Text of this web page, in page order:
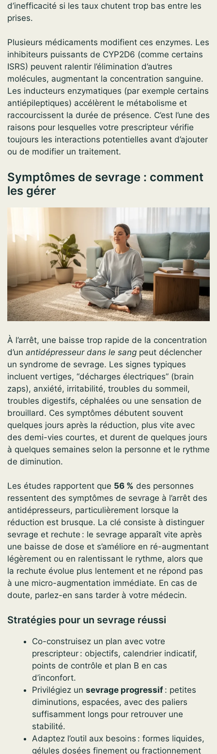
d’inefficacité si les taux chutent trop bas entre les
prises.
Plusieurs médicaments modifient ces enzymes. Les
inhibiteurs puissants de CYP2D6 (comme certains
ISRS) peuvent ralentir l’élimination d’autres
molécules, augmentant la concentration sanguine.
Les inducteurs enzymatiques (par exemple certains
antiépileptiques) accélèrent le métabolisme et
raccourcissent la durée de présence. C’est l’une des
raisons pour lesquelles votre prescripteur vérifie
toujours les interactions potentielles avant d’ajouter
ou de modifier un traitement.
Symptômes de sevrage : comment
les gérer
À l’arrêt, une baisse trop rapide de la concentration
d’un antidépresseur dans le sang peut déclencher
un syndrome de sevrage. Les signes typiques
incluent vertiges, “décharges électriques” (brain
zaps), anxiété, irritabilité, troubles du sommeil,
troubles digestifs, céphalées ou une sensation de
brouillard. Ces symptômes débutent souvent
quelques jours après la réduction, plus vite avec
des demi-vies courtes, et durent de quelques jours
à quelques semaines selon la personne et le rythme
de diminution.
Les études rapportent que 56 % des personnes
ressentent des symptômes de sevrage à l’arrêt des
antidépresseurs, particulièrement lorsque la
réduction est brusque. La clé consiste à distinguer
sevrage et rechute : le sevrage apparaît vite après
une baisse de dose et s’améliore en ré-augmentant
légèrement ou en ralentissant le rythme, alors que
la rechute évolue plus lentement et ne répond pas
à une micro-augmentation immédiate. En cas de
doute, parlez-en sans tarder à votre médecin.
Stratégies pour un sevrage réussi
Co-construisez un plan avec votre
prescripteur : objectifs, calendrier indicatif,
points de contrôle et plan B en cas
d’inconfort.
Privilégiez un sevrage progressif : petites
diminutions, espacées, avec des paliers
suffisamment longs pour retrouver une
stabilité.
Adaptez l’outil aux besoins : formes liquides,
gélules dosées finement ou fractionnement